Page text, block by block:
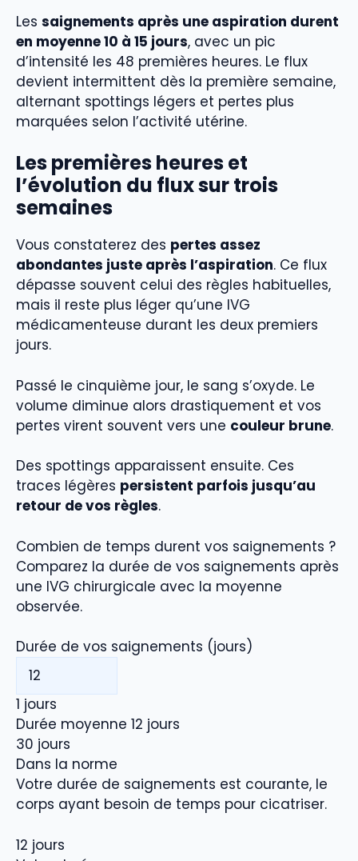
Les saignements après une aspiration durent
en moyenne 10 à 15 jours, avec un pic
d’intensité les 48 premières heures. Le flux
devient intermittent dès la première semaine,
alternant spottings légers et pertes plus
marquées selon l’activité utérine.
Les premières heures et
l’évolution du flux sur trois
semaines
Vous constaterez des pertes assez
abondantes juste après l’aspiration. Ce flux
dépasse souvent celui des règles habituelles,
mais il reste plus léger qu’une IVG
médicamenteuse durant les deux premiers
jours.
Passé le cinquième jour, le sang s’oxyde. Le
volume diminue alors drastiquement et vos
pertes virent souvent vers une couleur brune.
Des spottings apparaissent ensuite. Ces
traces légères persistent parfois jusqu’au
retour de vos règles.
Combien de temps durent vos saignements ?
Comparez la durée de vos saignements après
une IVG chirurgicale avec la moyenne
observée.
Durée de vos saignements (jours)
1 jours
Durée moyenne 12 jours
30 jours
Dans la norme
Votre durée de saignements est courante, le
corps ayant besoin de temps pour cicatriser.
12 jours